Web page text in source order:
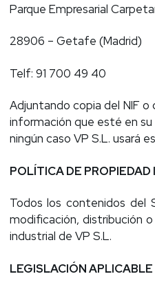
Parque Empresarial
28906 – Getafe (Madrid)
Telf: 91 700 49 40
Adjuntando copia del NIF
información que esté en su
ningún caso VP S.L. usará
POLÍTICA DE
Todos los contenidos del
modificación, distribución
industrial de VP S.L.
LEGISLACIÓN